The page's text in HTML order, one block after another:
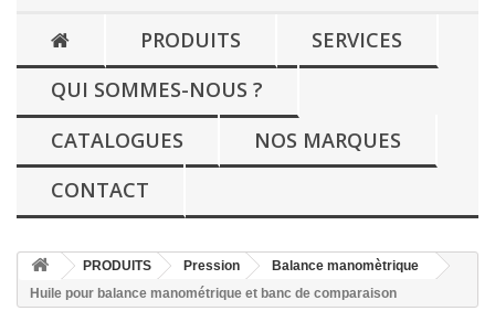
PRODUITS
SERVICES
QUI SOMMES-NOUS ?
CATALOGUES
NOS MARQUES
CONTACT
PRODUITS Pression
Balance manomètrique
Huile pour balance manométrique et banc de comparaison